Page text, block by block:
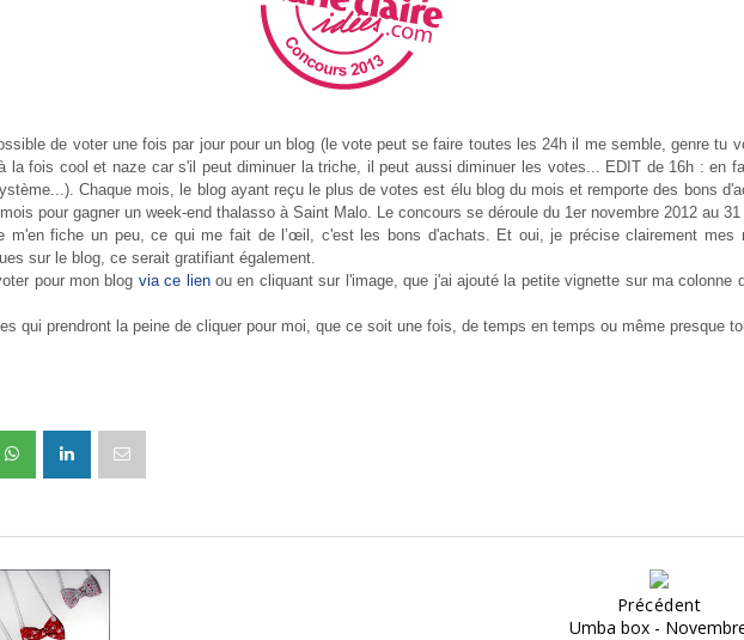
de voter une fois par jour pour un blog (le vote peut se faire toutes les 24h il me semble, genre tu
la fois cool et naze car s'il peut diminuer la triche, il peut aussi diminuer les votes... ED IT de 16h : en
...). Chaque mois, le blog ayant reçu le plus de votes est élu blog du mois et remporte des bons
pour gagner un week-end thalasso à Saint Malo. Le concours se déroule du 1er novembre 2012 au
m'en fiche un peu, ce qui me fait de l’œil, c'est les bons d'achats. Et oui, je précise clairement
sur le blog, ce serait gratifiant également.
pour mon blog via ce lienou en cliquant sur l 'image, que j'ai ajouté la petite vignette sur ma colonne
qui prendront la peine de cliquer pour moi, que ce soit une fois, de temps en temps ou même presque
Précédent
Umba box -